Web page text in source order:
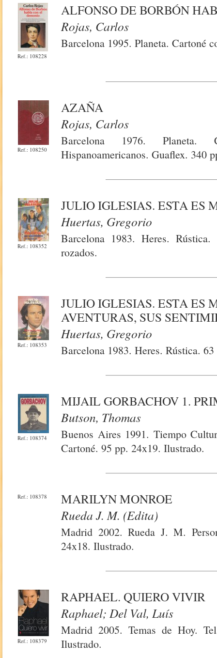
Ref.: 108228
ALFONSO DE BORBÓN
Rojas, Carlos
Barcelona 1995. Planeta. Cartoné
Ref.: 108250
AZAÑA
Rojas, Carlos
Barcelona 1976. Planeta.
Hispanoamericanos. Guaflex. 340
Ref.: 108352
JULIO IGLESIAS. ESTA ES
Huertas, Gregorio
Barcelona 1983. Heres.
rozados.
Ref.: 108353
JULIO IGLESIAS. ESTA ES
AVENTURAS, SUS
Huertas, Gregorio
Barcelona 1983. Heres. Rústica.
Ref.: 108374
MIJAIL GORBACHOV 1.
Butson, Thomas
Buenos Aires 1991. Tiempo
Cartoné. 95 pp. 24x19. Ilustrado.
Ref.: 108378
MARILYN MONROE
Rueda J. M. (Edita)
Madrid 2002. Rueda J. M.
24x18. Ilustrado.
Ref.: 108379
RAPHAEL. QUIERO VIVIR
Raphael; Del Val, Luís
Madrid 2005. Temas de Hoy.
Ilustrado.